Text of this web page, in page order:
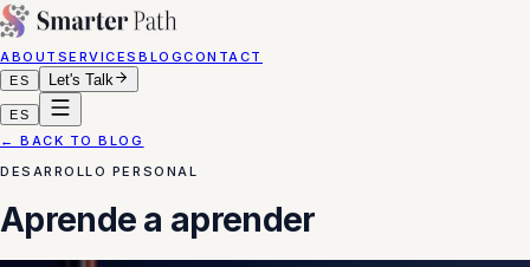
ABOUT SERVICESBLOGCONTACT
ES Let's Talk
ES
← BACK TO BLOG
DESARROLLO PERSONAL
Aprende a aprender